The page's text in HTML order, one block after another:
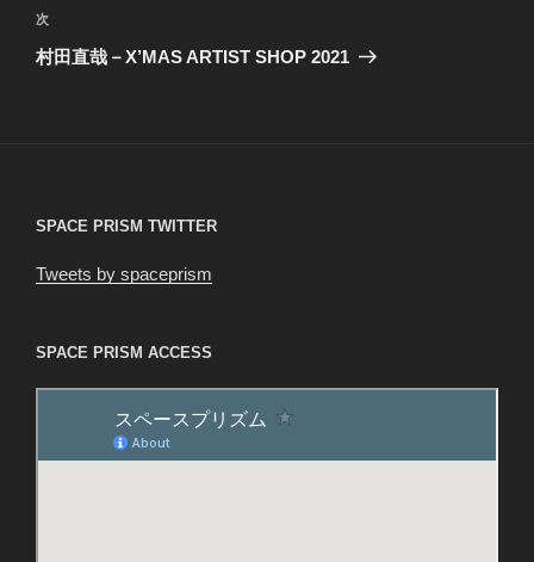
ビ
ゲ
稿
次
の
次
村田直哉－X’MAS ARTIST SHOP 2021
SPACE PRISM TWITTER
Tweets by spaceprism
SPACE PRISM ACCESS